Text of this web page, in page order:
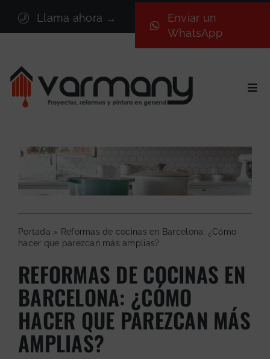
contenido
Llama ahora →
Enviar un
WhatsApp
Sectores
Servicios
Proyectos
Blog
Portada » Reformas de cocinas en Barcelona: ¿Cómo
hacer que parezcan más amplias?
REFORMAS DE COCINAS EN
BARCELONA: ¿CÓMO
HACER QUE PAREZCAN MÁS
AMPLIAS?